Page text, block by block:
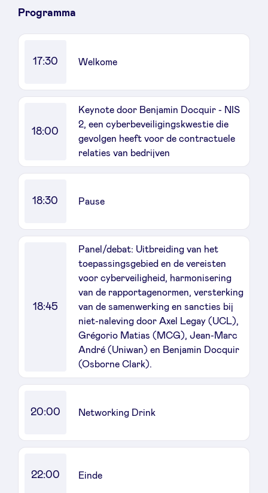
Programma
17:30 Welkome
18:00
Keynote door Benjamin Docquir - NIS
2, een cyberbeveiligingskwestie die
gevolgen heeft voor de contractuele
relaties van bedrijven
18:30 Pause
18:45
Panel/debat: Uitbreiding van het
toepassingsgebied en de vereisten
voor cyberveiligheid, harmonisering
van de rapportagenormen, versterking
van de samenwerking en sancties bij
niet-naleving door Axel Legay (UCL),
Grégorio Matias (MCG), Jean-Marc
André (Uniwan) en Benjamin Docquir
(Osborne Clark).
20:00 Networking Drink
22:00 Einde